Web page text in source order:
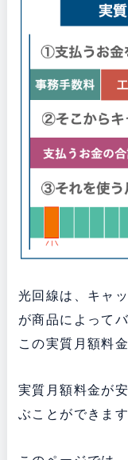
光回線は、キャ
が商品によって
この実質月額料
実質月額料金が
ぶことができます